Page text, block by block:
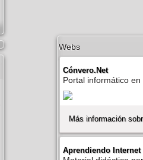
Webs
Cónvero.Net
Portal informático
Más información
Aprendiendo Internet